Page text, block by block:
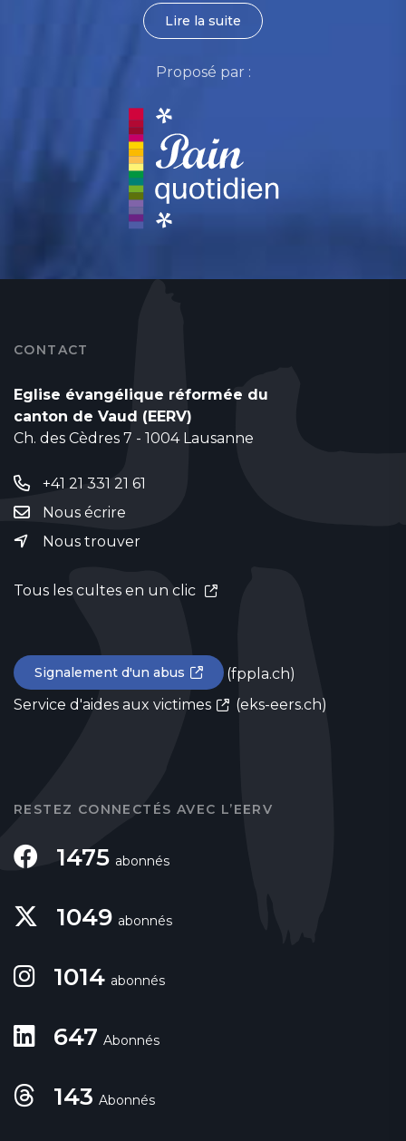
Lire la suite
Proposé par :
CONTACT
Eglise évangélique réformée du
canton de Vaud (EERV)
Ch. des Cèdres 7 - 1004 Lausanne
+41 21 331 21 61
Nous écrire
Nous trouver
Tous les cultes en un clic
Signalement d'un abus
(fppla.ch)
Service d'aides aux victimes
(eks-eers.ch)
RESTEZ CONNECTÉS AVEC L’EERV
1475 abonnés
1049 abonnés
1014 abonnés
647 Abonnés
143 Abonnés